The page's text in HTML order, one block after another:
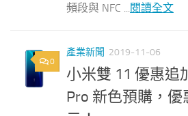
頻段與 NFC ...閱讀全文
0
產業新聞 2019-11-06
小米雙 11 優惠追
Pro 新色預購，優